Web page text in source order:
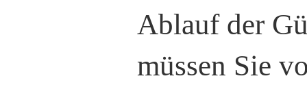
Ablauf der
müssen Sie